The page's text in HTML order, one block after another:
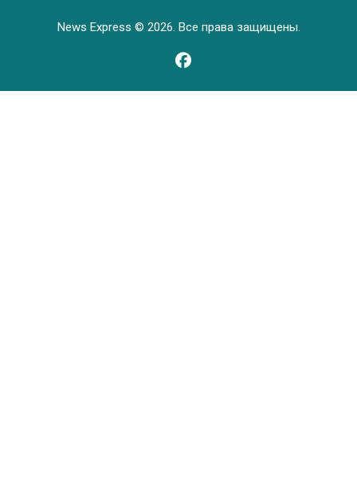
News Express © 2026. Все права защищены.